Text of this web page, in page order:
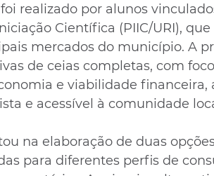
realizado por alunos
Científica (PIIC/URI),
mercados do município. A
de ceias completas, com
e viabilidade financeira,
e acessível à comunidade
na elaboração de duas
para diferentes perfis de